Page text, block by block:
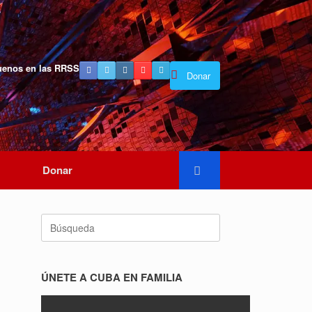
en las RRSS
Donar
Donar
ÚNETE A CUBA EN FAMILIA